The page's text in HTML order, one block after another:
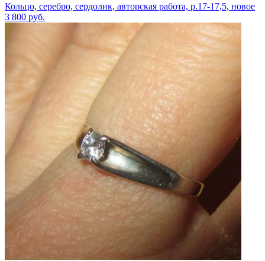
Кольцо, серебро, сердолик, авторская работа, р.17-17,5, новое
3 800 руб.